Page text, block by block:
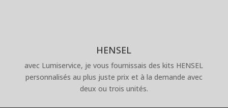
HENSEL
avec Lumiservice, je vous fournissais des kits HENSEL
personnalisés au plus juste prix et à la demande avec
deux ou trois unités.